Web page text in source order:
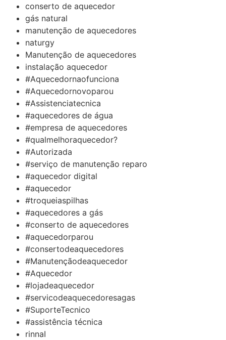
conserto de aquecedor
gás natural
manutenção de aquecedores
naturgy
Manutenção de aquecedores
instalação aquecedor
#Aquecedornaofunciona
#Aquecedornovoparou
#Assistenciatecnica
#aquecedores de água
#empresa de aquecedores
#qualmelhoraquecedor?
#Autorizada
#serviço de manutenção reparo
#aquecedor digital
#aquecedor
#troqueiaspilhas
#aquecedores a gás
#conserto de aquecedores
#aquecedorparou
#consertodeaquecedores
#Manutençãodeaquecedor
#Aquecedor
#lojadeaquecedor
#servicodeaquecedoresagas
#SuporteTecnico
#assistência técnica
rinnaI